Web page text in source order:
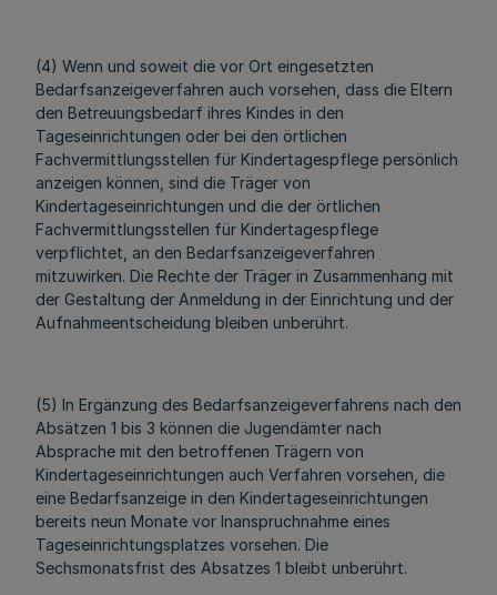
(4) Wenn und soweit die vor Ort eingesetzten
Bedarfsanzeigeverfahren auch vorsehen, dass die Eltern
den Betreuungsbedarf ihres Kindes in den
Tageseinrichtungen oder bei den örtlichen
Fachvermittlungsstellen für Kindertagespflege persönlich
anzeigen können, sind die Träger von
Kindertageseinrichtungen und die der örtlichen
Fachvermittlungsstellen für Kindertagespflege
verpflichtet, an den Bedarfsanzeigeverfahren
mitzuwirken. Die Rechte der Träger in Zusammenhang mit
der Gestaltung der Anmeldung in der Einrichtung und der
Aufnahmeentscheidung bleiben unberührt.
(5) In Ergänzung des Bedarfsanzeigeverfahrens nach den
Absätzen 1 bis 3 können die Jugendämter nach
Absprache mit den betroffenen Trägern von
Kindertageseinrichtungen auch Verfahren vorsehen, die
eine Bedarfsanzeige in den Kindertageseinrichtungen
bereits neun Monate vor Inanspruchnahme eines
Tageseinrichtungsplatzes vorsehen. Die
Sechsmonatsfrist des Absatzes 1 bleibt unberührt.